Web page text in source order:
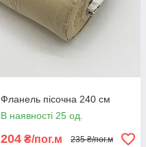
Фланель пісочна 240 см
В наявності 25 од.
204 ₴/пог.м 235 ₴/пог.м